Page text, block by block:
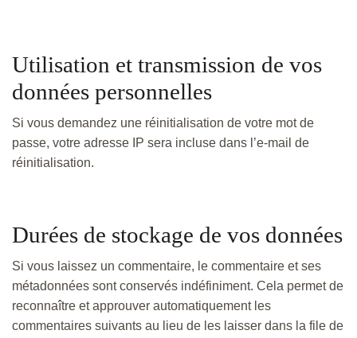
Utilisation et transmission de vos
données personnelles
Si vous demandez une réinitialisation de votre mot de
passe, votre adresse IP sera incluse dans l’e-mail de
réinitialisation.
Durées de stockage de vos données
Si vous laissez un commentaire, le commentaire et ses
métadonnées sont conservés indéfiniment. Cela permet de
reconnaître et approuver automatiquement les
commentaires suivants au lieu de les laisser dans la file de